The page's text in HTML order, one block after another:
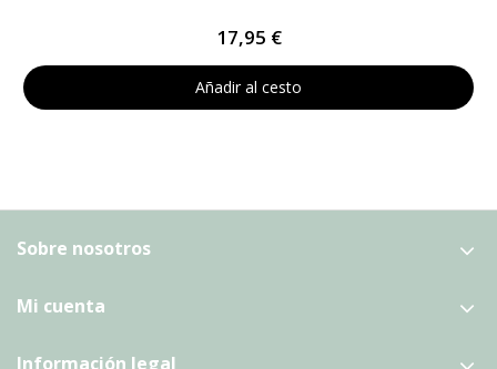
17,95 €
Añadir al cesto
Sobre nosotros
Mi cuenta
Información legal